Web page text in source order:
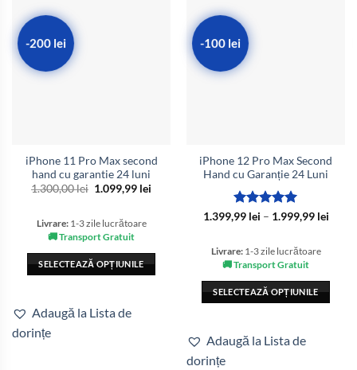
-200 lei
iPhone 11 Pro Max second
hand cu garantie 24 luni
1.300,00lei Prețul
fost:
1.300,00 lei.
1.099,99 lei
1.099,99 lei.
Livrare:1-3 zile lucrătoare
🚚 Transport Gratuit
SELECTEAZĂ OPȚIUNILE
are
Adaugă la Lista de
dorințe
-100 lei
iPhone 12 Pro Max Second
Hand cu Garanție 24 Luni
Evaluat la
1.399,99 lei – 1.999,99 lei
Livrare:1-3 zile lucrătoare
🚚 Transport Gratuit
SELECTEAZĂ OPȚIUNILE
are
Adaugă la Lista de
dorințe